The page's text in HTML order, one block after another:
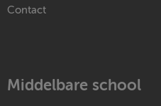
Contact
Middelbare school